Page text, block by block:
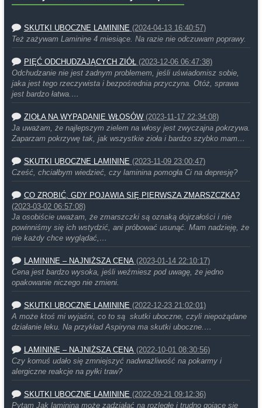
SKUTKI UBOCZNE LAMININE (2024-04-13 16:40:57)
Też zażywam Laminine 4 miesiące. Na razie nie odczuwam poprawy.
PIĘĆ ODCHUDZAJĄCYCH ZIÓŁ (2023-12-06 06:47:38)
Odchudzanie nie jest żadnym problemem, jeśli uświadomisz sobie,
jaka jest tego rzeczywista i bezpośrednia przyczyna. Otóż, sprawa
jest bardzo łatwa.…
ZIOŁA NA WYPADANIE WŁOSÓW (2023-11-17 22:34:08)
Ja uważam, że najlepszym zielem na włosy jest zwyczajna pokrzywa.
Zaparzam pokrzywę tak, jak wszystkie zioła i bardzo szybko mam…
SKUTKI UBOCZNE LAMININE (2023-11-09 23:00:47)
Cześć, chciałbym wiedzieć, czy laminina pomogła Ci na depresję?
CO ZROBIĆ, GDY POJAWIA SIĘ PIERWSZA ZMARSZCZKA?
(2023-03-02 06:57:08)
Ja osobiście uważam, że zmarszczki są oznaką dojrzałości i nie
powinniśmy się ich wstydzić, ani próbować usunąć. Mam nadzieję, że
nie każdy chce wyglądać,…
LAMININE – NAJNIŻSZA CENA (2023-01-14 22:10:17)
Cena jest bardzo wysoka, jeśli weźmiesz pod uwagę, że jedno
opakowanie niczego nie zmieni.
SKUTKI UBOCZNE LAMININE (2022-12-23 21:02:01)
A może ktoś mi wyjaśni, co to są skutki uboczne, czyli niepożądane
działanie leku. Na przykład Aspiryna ma skutki uboczne.…
LAMININE – NAJNIŻSZA CENA (2022-10-01 08:30:56)
Czy komuś udało się zmniejszyć nadwrażliwość na pokarmy i
alergiczne reakcje na pyłki traw?
SKUTKI UBOCZNE LAMININE (2022-09-21 09:12:36)
Pytam Jak laminina może zadziałać na rozległe i trudno gojace się